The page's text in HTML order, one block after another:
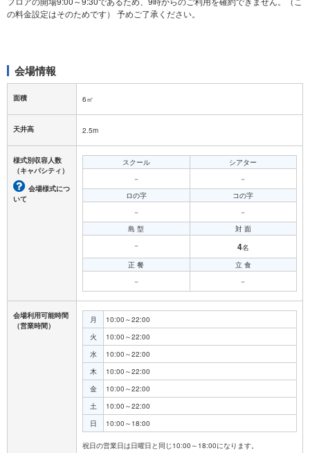
の料金設定はそのためです） 予めご了承ください。
会場情報
面積 6㎡
天井高 2.5m
様式別収容人数
（キャパシティ）
会場様式につ
いて
スクール
－
シアター
－
ロの字
－
コの字
－
島 型
－
対 面
4名
正 餐
－
立 食
－
会場利用可能時間
（営業時間）
月
10:00～22:00
火
10:00～22:00
水
10:00～22:00
木
10:00～22:00
金
10:00～22:00
土
10:00～22:00
日
10:00～18:00